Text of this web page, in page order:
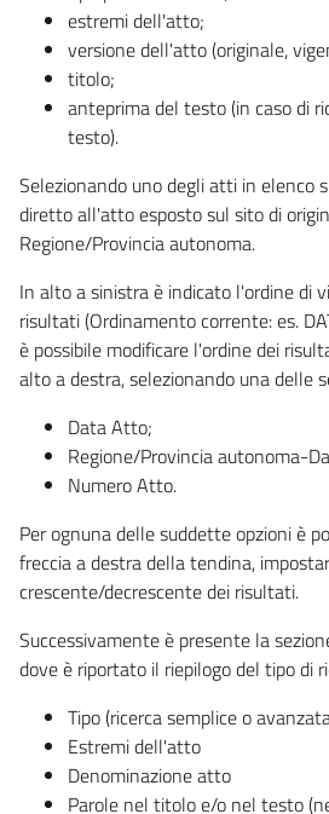
estremi dell'atto;
versione dell'atto (originale,
titolo;
anteprima del testo (in caso di
testo).
Selezionando uno degli atti in elenco
diretto all'atto esposto sul sito di
Regione/Provincia autonoma.
In alto a sinistra è indicato l'ordine di
risultati (Ordinamento corrente: es.
è possibile modificare l'ordine dei
alto a destra, selezionando una delle
Data Atto;
Regione/Provincia autonoma-
Numero Atto.
Per ognuna delle suddette opzioni è
freccia a destra della tendina,
crescente/decrescente dei risultati.
Successivamente è presente la
dove è riportato il riepilogo del tipo di
Tipo (ricerca semplice o
Estremi dell'atto
Denominazione atto
Parole nel titolo e/o nel testo